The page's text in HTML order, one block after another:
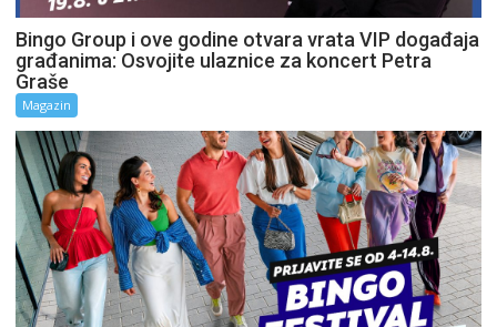
Bingo Group i ove godine otvara vrata VIP događaja
građanima: Osvojite ulaznice za koncert Petra
Graše
Magazin